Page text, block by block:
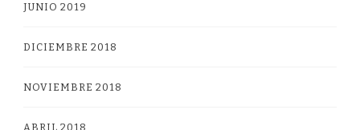
JUNIO 2019
DICIEMBRE 2018
NOVIEMBRE 2018
ABRIL 2018